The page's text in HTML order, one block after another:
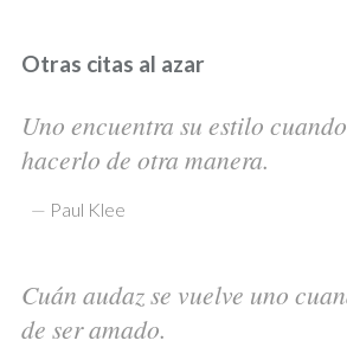
Otras citas al azar
Uno encuentra su estilo
hacerlo de otra manera.
— Paul Klee
Cuán audaz se vuelve uno
de ser amado.